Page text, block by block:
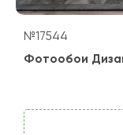
№17544
Фотообои